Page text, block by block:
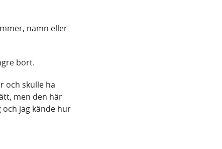
namn eller
bort.
och skulle ha
men den här
och jag kände hur